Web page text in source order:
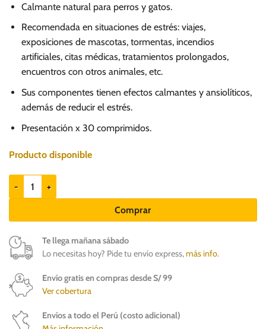
Calmante natural para perros y gatos.
Recomendada en situaciones de estrés: viajes,
exposiciones de mascotas, tormentas, incendios
artificiales, citas médicas, tratamientos prolongados,
encuentros con otros animales, etc.
Sus componentes tienen efectos calmantes y ansiolíticos,
además de reducir el estrés.
Presentación x 30 comprimidos.
Producto disponible
Dolvit Calm x 30 - Suplemento para Perros y gatos cantidad
Comprar
Te llega mañana sábado
Lo necesitas hoy? Pide tu envío express,más info.
Envío gratis en compras desde S/ 99
Ver cobertura
Envíos a todo el Perú (costo adicional)